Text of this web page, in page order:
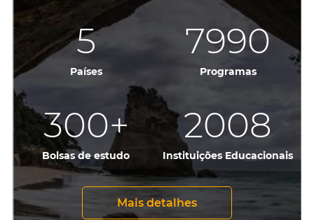
5
Países
7990
Programas
300+
Bolsas de estudo
2054
Instituições Educacionais
Mais detalhes